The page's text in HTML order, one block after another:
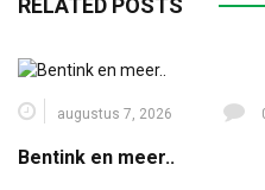
augustus 7, 2026
Bentink en meer..